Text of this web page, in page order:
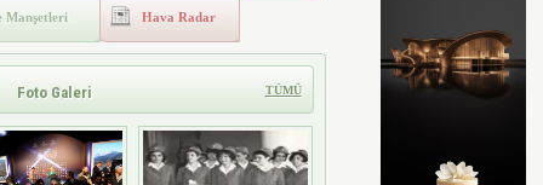
Manşetleri Hava Radar
Foto Galeri TÜMÜ